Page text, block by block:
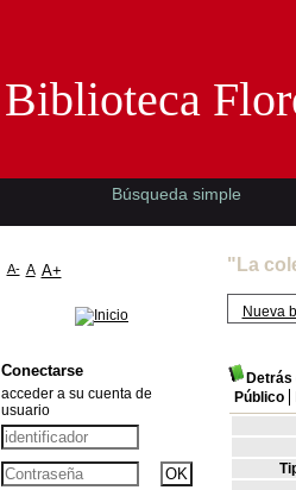
"La
Nueva
Público
Biblioteca
Búsqueda simple
A- A A+
Conectarse
acceder a su cuenta de
usuario